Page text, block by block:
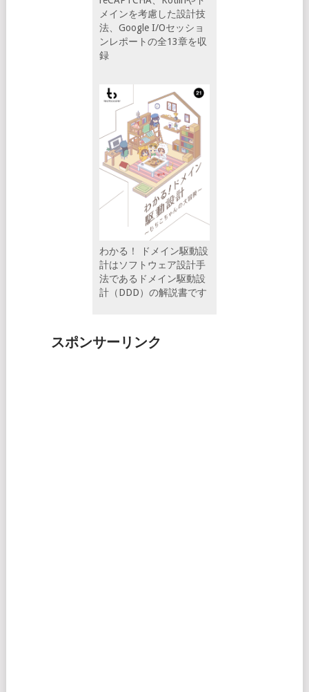
メインを考慮した設計技
法、Google I/Oセッショ
ンレポートの全13章を収
録
わかる！ ドメイン駆動設
計はソフトウェア設計手
法であるドメイン駆動設
計（DDD）の解説書です
スポンサーリンク